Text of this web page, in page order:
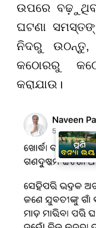
ଉପରେ
ଘଟଣା
ନିଦରୁ ଉଠନ୍ତୁ,
କଠୋରରୁ
କରାଯାଉ।